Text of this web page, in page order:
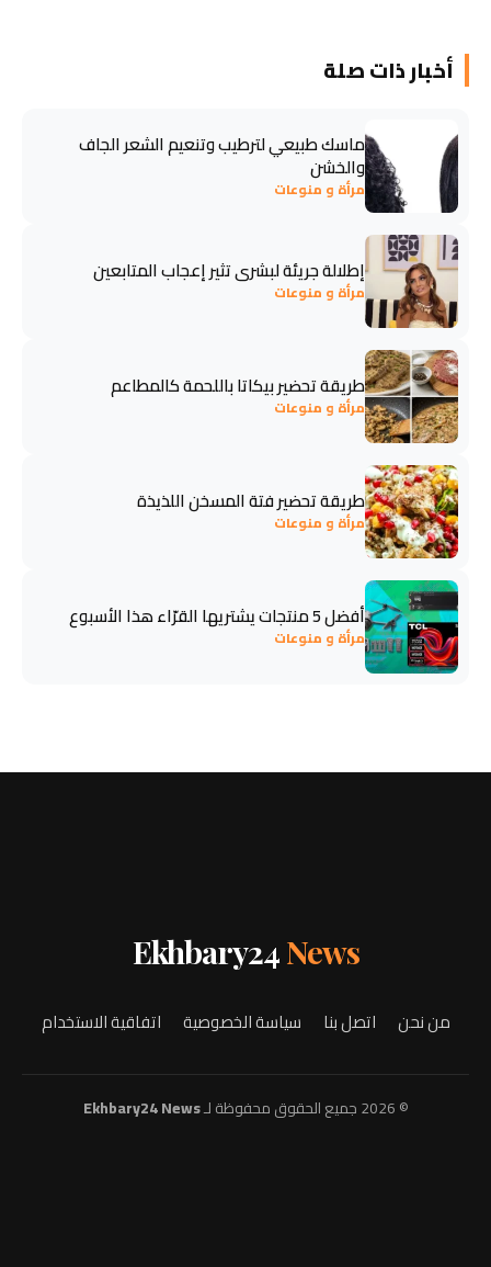
أخبار ذات صلة
ماسك طبيعي لترطيب وتنعيم الشعر الجاف
والخشن
مرأة و منوعات
إطلالة جريئة لبشرى تثير إعجاب المتابعين
مرأة و منوعات
طريقة تحضير بيكاتا باللحمة كالمطاعم
مرأة و منوعات
طريقة تحضير فتة المسخن اللذيذة
مرأة و منوعات
أفضل 5 منتجات يشتريها القرّاء هذا الأسبوع
مرأة و منوعات
Ekhbary24News
من نحن اتصل بنا سياسة الخصوصية اتفاقية الاستخدام
© 2026 جميع الحقوق محفوظة لـ Ekhbary24 News